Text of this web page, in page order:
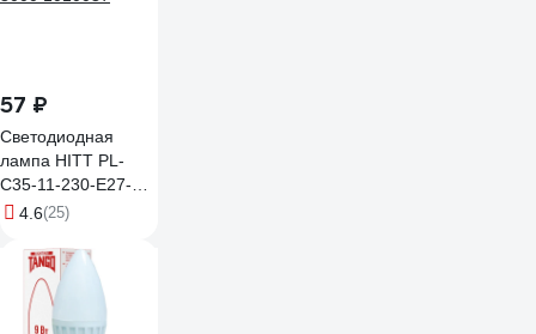
57 ₽
Светодиодная
лампа HITT PL-
C35-11-230-E27-
3000 1010037
4.6(25)